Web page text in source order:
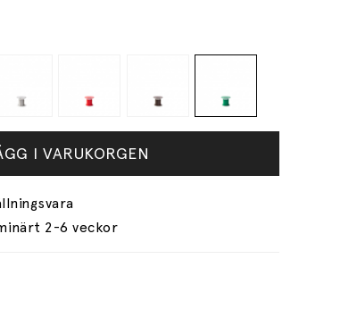
I VARUKORGEN
2-6 veckor